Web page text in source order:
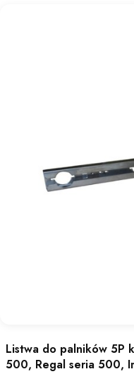
Listwa do palników 5P
500, Regal seria 500,